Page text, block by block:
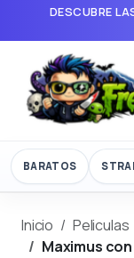
DESCUBRE
BARATOS
Inicio Peliculas
Maximus